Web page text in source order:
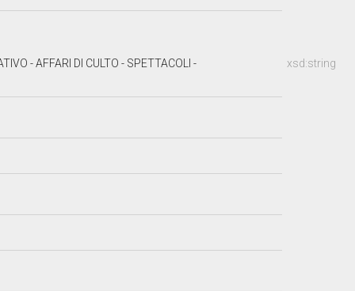
xsd:string
- AFFARI DI CULTO - SPETTACOLI -